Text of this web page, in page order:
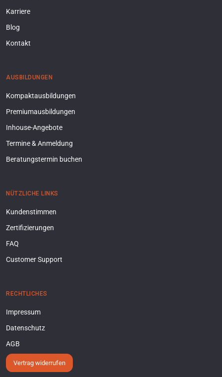
Karriere
Blog
Kontakt
AUSBILDUNGEN
Kompaktausbildungen
Premiumausbildungen
Inhouse-Angebote
Termine & Anmeldung
Beratungstermin buchen
NÜTZLICHE LINKS
Kundenstimmen
Zertifizierungen
FAQ
Customer Support
RECHTLICHES
Impressum
Datenschutz
AGB
Vertrag widerrufen